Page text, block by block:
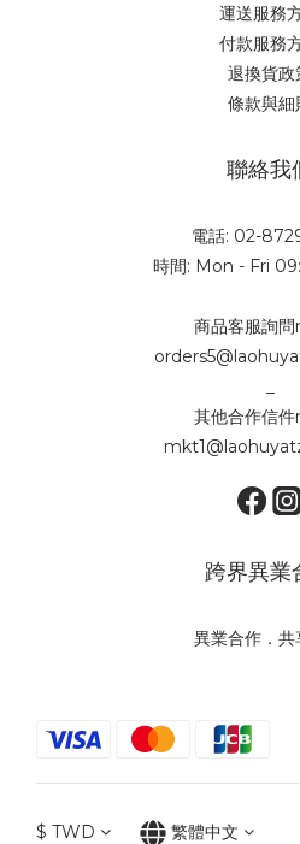
運送服務
付款服務
退換貨政
條款與細
聯絡我
電話: 02-
時間: Mon - Fri
商品客服詢問
其他合作信件
跨界異業
異業合作．共
$ TWD 繁體中文